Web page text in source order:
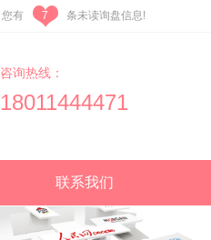
您有 7 条未读询盘信息!
咨询热线：
18011444471
联系我们